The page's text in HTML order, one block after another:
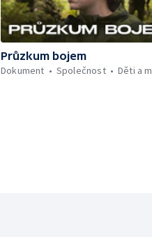
Průzkum bojem
Dokument
Společnost Děti a